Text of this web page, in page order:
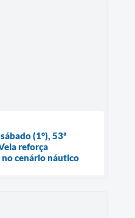
(1°), 53ª
reforça
cenário náutico